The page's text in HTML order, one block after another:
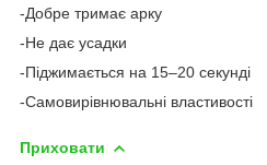
-Добре тримає арку
-Не дає усадки
-Піджимається на 15–20 секунді
-Самовирівнювальні властивості
Приховати